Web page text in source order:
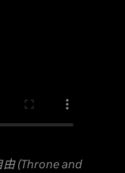
由 (Throne and